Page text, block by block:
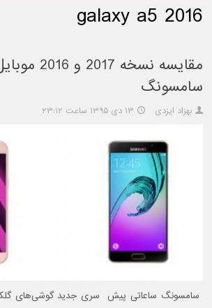
galaxy a5 2016
سامسونگ
بهزاد ایزدی ۱۳ دی ۱۳۹۵ ساعت ۲۳:۱۲